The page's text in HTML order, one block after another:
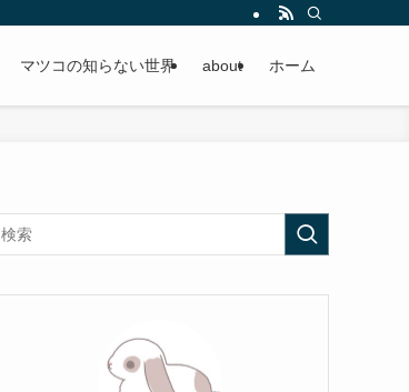
マツコの知らない世界 about ホーム